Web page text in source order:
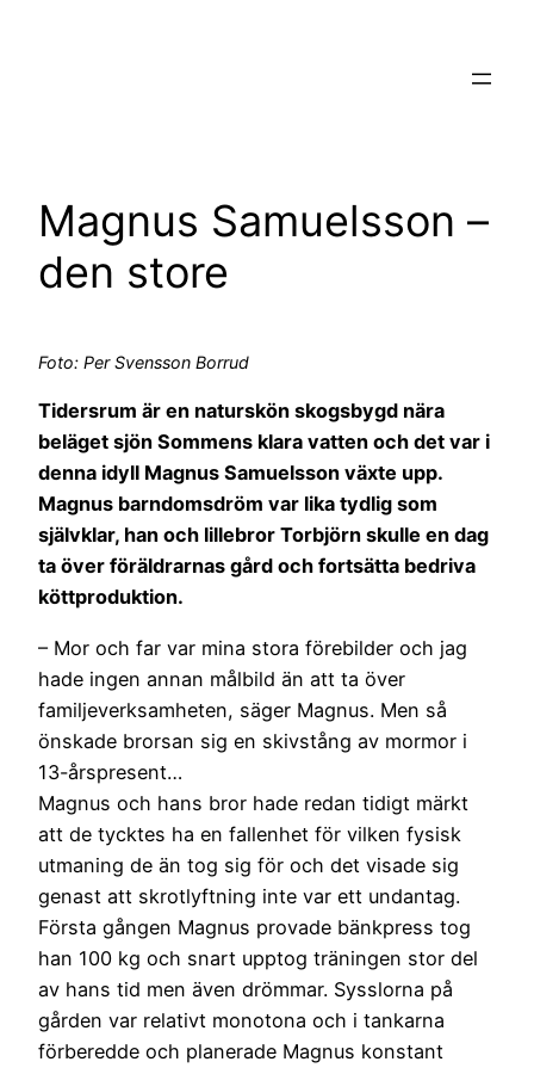
Magnus Samuelsson –
den store
Foto: Per Svensson Borrud
Tidersrum är en naturskön skogsbygd nära
beläget sjön Sommens klara vatten och det var i
denna idyll Magnus Samuelsson växte upp.
Magnus barndomsdröm var lika tydlig som
självklar, han och lillebror Torbjörn skulle en dag
ta över föräldrarnas gård och fortsätta bedriva
köttproduktion.
– Mor och far var mina stora förebilder och jag
hade ingen annan målbild än att ta över
familjeverksamheten, säger Magnus. Men så
önskade brorsan sig en skivstång av mormor i
13-årspresent…
Magnus och hans bror hade redan tidigt märkt
att de tycktes ha en fallenhet för vilken fysisk
utmaning de än tog sig för och det visade sig
genast att skrotlyftning inte var ett undantag.
Första gången Magnus provade bänkpress tog
han 100 kg och snart upptog träningen stor del
av hans tid men även drömmar. Sysslorna på
gården var relativt monotona och i tankarna
förberedde och planerade Magnus konstant